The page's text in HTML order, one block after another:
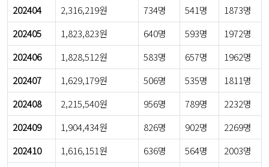
202404
2,316,219원 734명 541명
1873명
202405
1,823,823원 640명 593명
1972명
202406
1,828,512원 583명 657명
1962명
202407
1,629,179원 506명 535명
1811명
202408
2,215,540원 956명 789명
2232명
202409
1,904,434원 826명 902명
2269명
202410
1,616,151원 636명 564명
2003명